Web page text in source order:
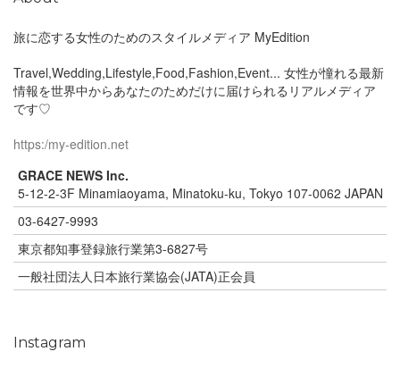
旅に恋する女性のためのスタイルメディア MyEdition
Travel,Wedding,Lifestyle,Food,Fashion,Event... 女性が憧れる最新
情報を世界中からあなたのためだけに届けられるリアルメディア
です♡
https:/my-edition.net
GRACE NEWS Inc.
5-12-2-3F Minamiaoyama, Minatoku-ku, Tokyo 107-0062 JAPAN
03-6427-9993
東京都知事登録旅行業第3-6827号
一般社団法人日本旅行業協会(JATA)正会員
Instagram